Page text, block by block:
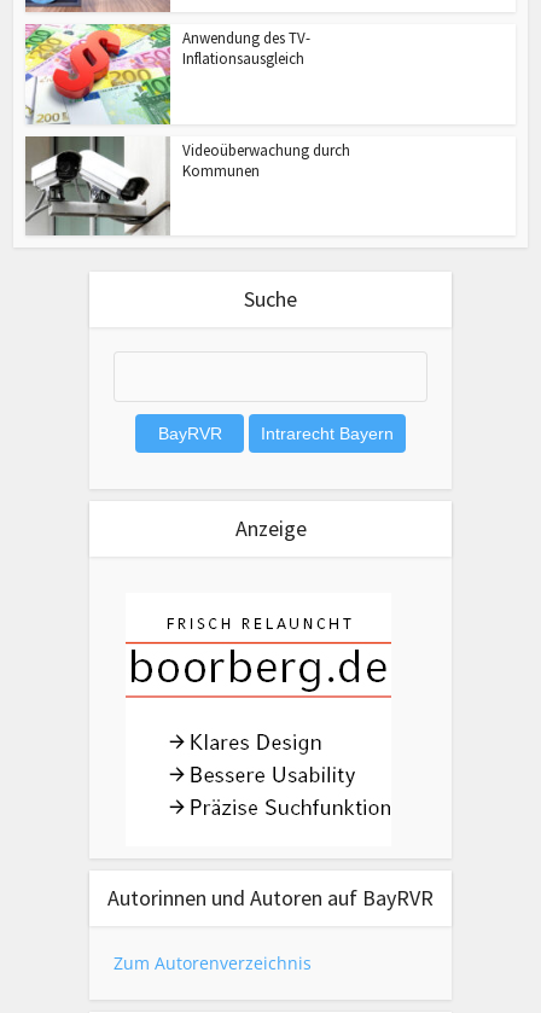
Anwendung des TV-
Inflationsausgleich
Videoüberwachung durch
Kommunen
Suche
Anzeige
Autorinnen und Autoren auf BayRVR
Zum Autorenverzeichnis